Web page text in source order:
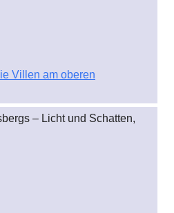
Villen am oberen